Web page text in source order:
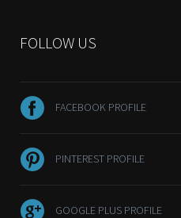
FOLLOW US
FACEBOOK PROFILE
PINTEREST PROFILE
GOOGLE PLUS PROFILE